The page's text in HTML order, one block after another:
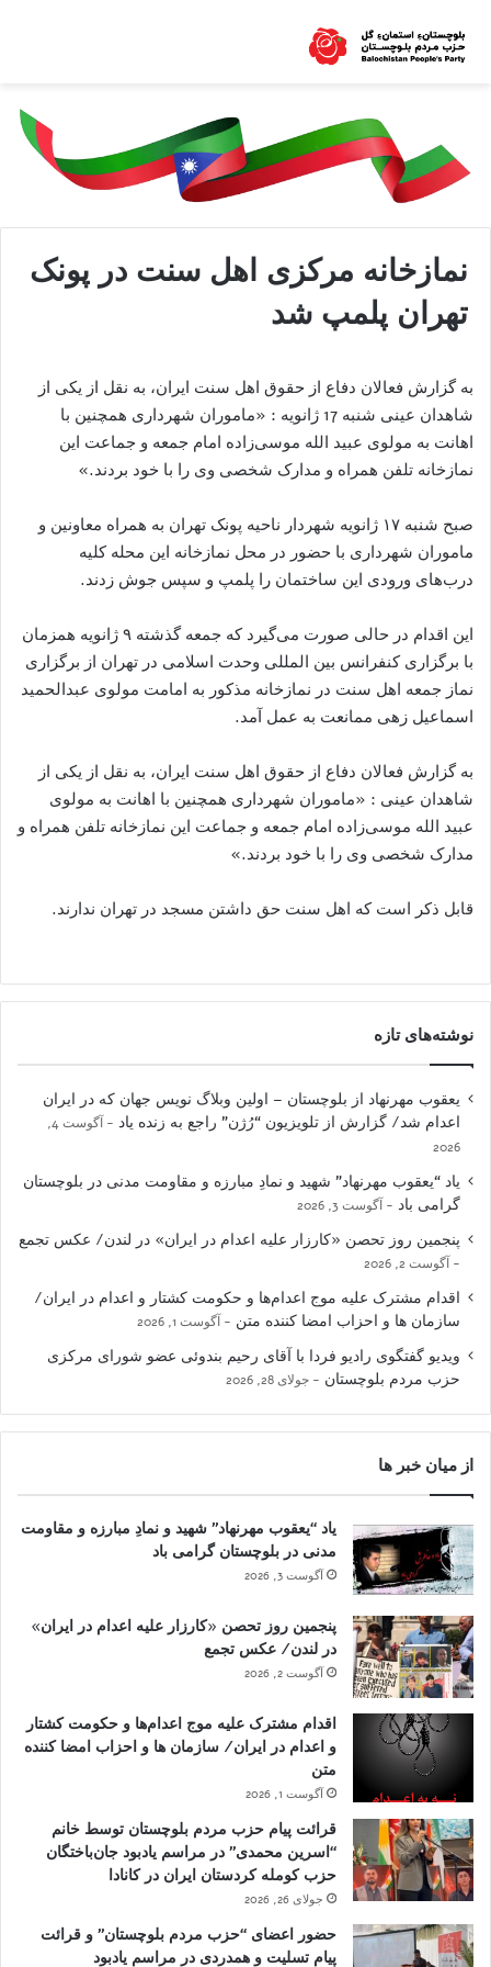
نمازخانه مرکزی اهل سنت در پونک
تهران پلمپ شد
به گزارش فعالان دفاع از حقوق اهل سنت ایران، به نقل از یکی از
شاهدان عینی شنبه 17 ژانویه : «ماموران شهرداری همچنین با
اهانت به مولوی عبید الله موسی‌زاده امام جمعه و جماعت این
نمازخانه تلفن همراه و مدارک شخصی وی را با خود بردند.»
صبح شنبه ۱۷ ژانویه شهردار ناحیه پونک تهران به همراه معاونین و
ماموران شهرداری با حضور در محل نمازخانه این محله کلیه
درب‌های ورودی این ساختمان را پلمپ و سپس جوش زدند.
این اقدام در حالی صورت می‌گیرد که جمعه گذشته ۹ ژانویه همزمان
با برگزاری کنفرانس بین المللی وحدت اسلامی در تهران از برگزاری
نماز جمعه اهل سنت در نمازخانه مذکور به امامت مولوی عبدالحمید
اسماعیل زهی ممانعت به عمل آمد.
به گزارش فعالان دفاع از حقوق اهل سنت ایران، به نقل از یکی از
شاهدان عینی : «ماموران شهرداری همچنین با اهانت به مولوی
عبید الله موسی‌زاده امام جمعه و جماعت این نمازخانه تلفن همراه و
مدارک شخصی وی را با خود بردند.»
قابل ذکر است که اهل سنت حق داشتن مسجد در تهران ندارند.
نوشته‌های تازه
یعقوب مهرنهاد از بلوچستان – اولین وبلاگ نویس جهان که در ایران
اعدام شد/ گزارش از تلویزیون “رُژن” راجع به زنده یاد
آگوست 4,
2026
یاد “یعقوب مهرنهاد” شهید و نمادِ مبارزه و مقاومت مدنی در بلوچستان
گرامی باد
آگوست 3, 2026
پنجمین روز تحصن «کارزار علیه اعدام در ایران» در لندن/ عکس تجمع
آگوست 2, 2026
اقدام مشترک علیه موج اعدام‌ها و حکومت کشتار و اعدام در ایران/
سازمان ها و احزاب امضا کننده متن
آگوست 1, 2026
ویدیو گفتگوی رادیو فردا با آقای رحیم بندوئی عضو شورای مرکزی
حزب مردم بلوچستان
جولای 28, 2026
از میان خبر ها
یاد “یعقوب مهرنهاد” شهید و نمادِ مبارزه و مقاومت
مدنی در بلوچستان گرامی باد
آگوست 3, 2026
پنجمین روز تحصن «کارزار علیه اعدام در ایران»
در لندن/ عکس تجمع
آگوست 2, 2026
اقدام مشترک علیه موج اعدام‌ها و حکومت کشتار
و اعدام در ایران/ سازمان ها و احزاب امضا کننده
متن
آگوست 1, 2026
قرائت پیام حزب مردم بلوچستان توسط خانم
“اسرین محمدی” در مراسم یادبود جان‌باختگان
حزب کومله کردستان ایران در کانادا
جولای 26, 2026
حضور اعضای “حزب مردم بلوچستان” و قرائت
پیام تسلیت و همدردی در مراسم یادبود